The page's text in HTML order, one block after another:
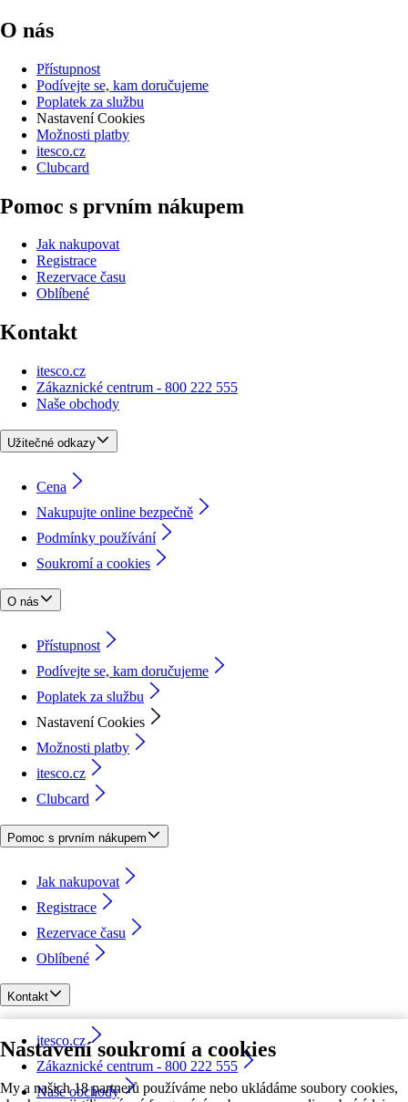
Nastavení soukromí a cookies
My a našich 18 partnerů používáme nebo ukládáme soubory cookies,
O nás
Přístupnost
Podívejte se, kam doručujeme
Poplatek za službu
Nastavení Cookies
Možnosti platby
itesco.cz
Clubcard
Pomoc s prvním nákupem
Jak nakupovat
Registrace
Rezervace času
Oblíbené
Kontakt
itesco.cz
Zákaznické centrum - 800 222 555
Naše obchody
Užitečné odkazy
Cena
Nakupujte online bezpečně
Podmínky používání
Soukromí a cookies
O nás
Přístupnost
Podívejte se, kam doručujeme
Poplatek za službu
Nastavení Cookies
Možnosti platby
itesco.cz
Clubcard
Pomoc s prvním nákupem
Jak nakupovat
Registrace
Rezervace času
Oblíbené
Kontakt
itesco.cz
Zákaznické centrum - 800 222 555
Naše obchody